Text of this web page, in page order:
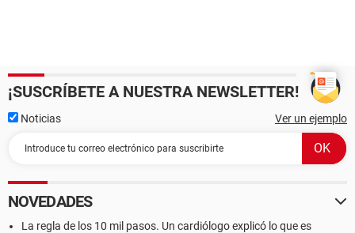
¡SUSCRÍBETE A NUESTRA NEWSLETTER!
Noticias Ver un ejemplo
NOVEDADES
La regla de los 10 mil pasos. Un cardiólogo explicó lo que es